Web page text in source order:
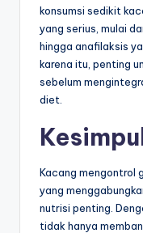
konsumsi sedikit
yang serius, mulai
hingga anafilaksis
karena itu, penting
sebelum
diet.
Kacang mengontrol
yang
nutrisi penting.
tidak hanya